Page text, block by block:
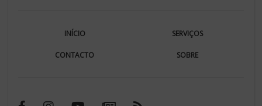
INÍCIO SERVIÇOS
CONTACTO SOBRE